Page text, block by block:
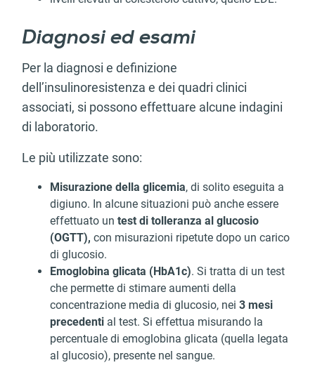
Diagnosi ed esami
Per la diagnosi e definizione
dell’insulinoresistenza e dei quadri clinici
associati, si possono effettuare alcune indagini
di laboratorio.
Le più utilizzate sono:
Misurazione della glicemia, di solito eseguita a
digiuno. In alcune situazioni può anche essere
effettuato un test di tolleranza al glucosio
(OGTT), con misurazioni ripetute dopo un carico
di glucosio.
Emoglobina glicata (HbA1c). Si tratta di un test
che permette di stimare aumenti della
concentrazione media di glucosio, nei 3 mesi
precedenti al test. Si effettua misurando la
percentuale di emoglobina glicata (quella legata
al glucosio), presente nel sangue.